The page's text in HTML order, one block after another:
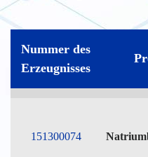
Nummer des
Erzeugnisses
151300074